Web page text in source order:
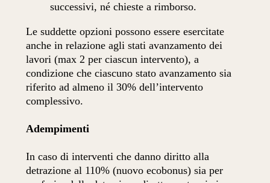
successivi, né chieste a rimborso.
Le suddette opzioni possono essere esercitate
anche in relazione agli stati avanzamento dei
lavori (max 2 per ciascun intervento), a
condizione che ciascuno stato avanzamento sia
riferito ad almeno il 30% dell’intervento
complessivo.
Adempimenti
In caso di interventi che danno diritto alla
detrazione al 110% (nuovo ecobonus) sia per